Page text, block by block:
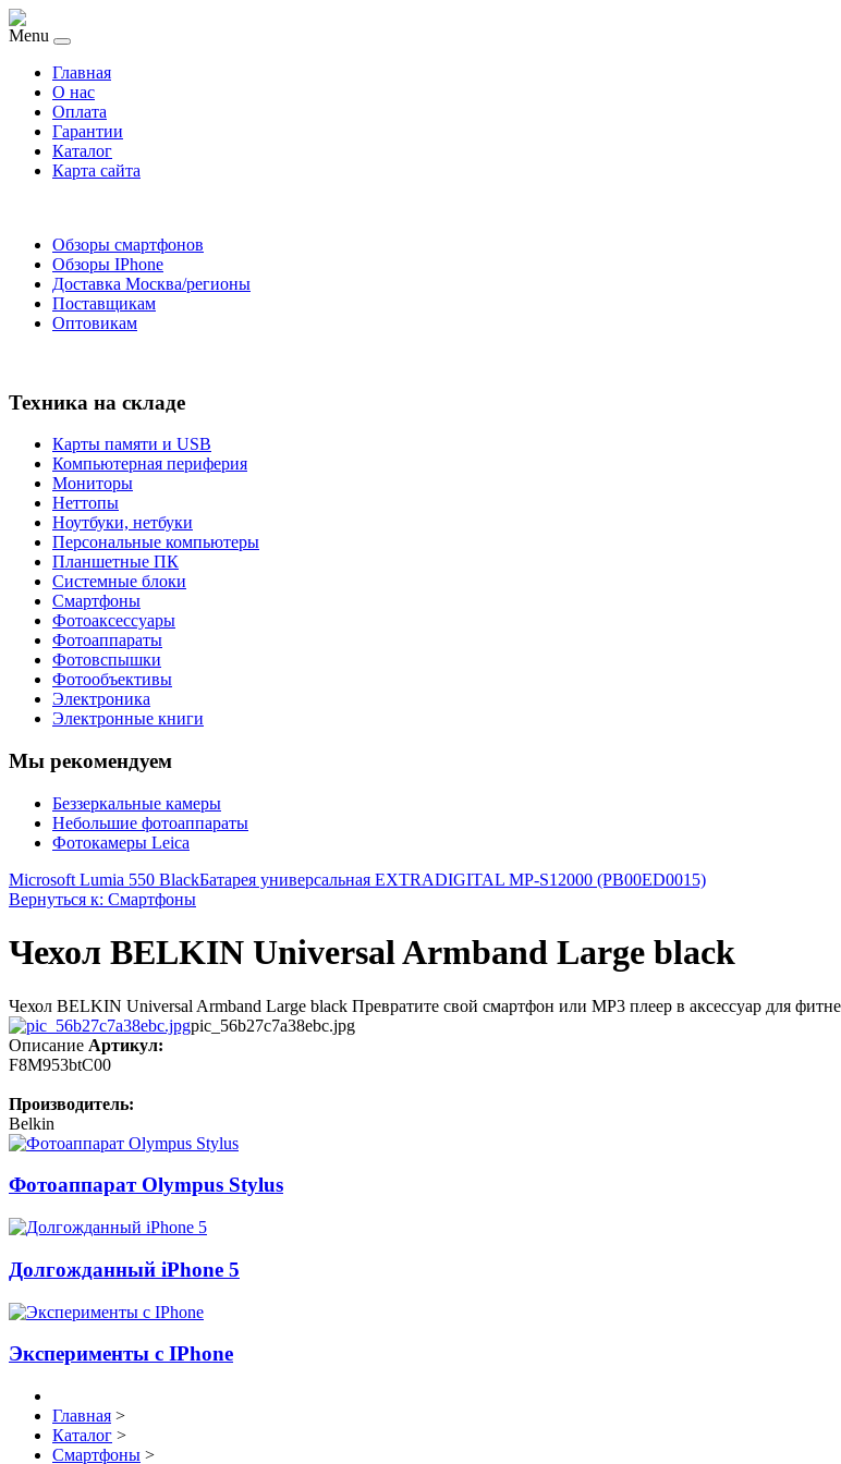
Menu
Главная
O нас
Оплата
Гарантии
Каталог
Карта сайта
Обзоры смартфонов
Обзоры IPhone
Доставка Москва/регионы
Поставщикам
Оптовикам
Техника на складе
Карты памяти и USB
Компьютерная периферия
Мониторы
Неттопы
Ноутбуки, нетбуки
Персональные компьютеры
Планшетные ПК
Системные блоки
Смартфоны
Фотоаксессуары
Фотоаппараты
Фотовспышки
Фотообъективы
Электроника
Электронные книги
Мы рекомендуем
Беззеркальные камеры
Небольшие фотоаппараты
Фотокамеры Leica
Microsoft Lumia 550 BlackБатарея универсальная EXTRADIGITAL MP-S12000 (PB00ED0015)
Вернуться к: Смартфоны
Чехол BELKIN Universal Armband Large black
Чехол BELKIN Universal Armband Large black Превратите свой смартфон или MP3 плеер в аксессуар для
pic_56b27c7a38ebc.jpg
Описание Артикул:
F8M953btC00
Производитель:
Belkin
Фотоаппарат Olympus Stylus
Долгожданный iPhone 5
Эксперименты с IPhone
Главная >
Каталог >
Смартфоны >